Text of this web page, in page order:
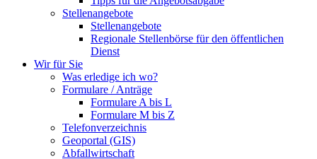
Stellenangebote
Stellenangebote
Regionale Stellenbörse für den öffentlichen
Dienst
Wir für Sie
Was erledige ich wo?
Formulare / Anträge
Formulare A bis L
Formulare M bis Z
Telefonverzeichnis
Geoportal (GIS)
Abfallwirtschaft